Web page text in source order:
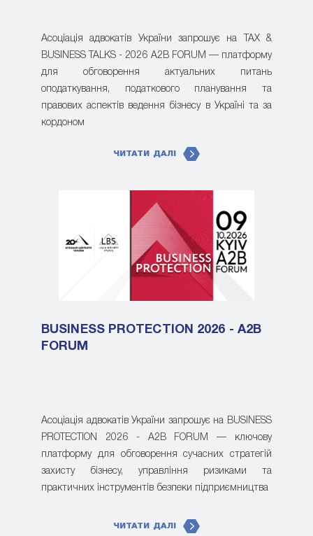
Асоціація адвокатів України запрошує на TAX &
BUSINESS TALKS - 2026 A2B FORUM — платформу
для обговорення актуальних питань
оподаткування, податкового планування та
правових аспектів ведення бізнесу в Україні та за
кордоном
ЧИТАТИ ДАЛІ
BUSINESS PROTECTION 2026 - A2B
FORUM
Асоціація адвокатів України запрошує на BUSINESS
PROTECTION 2026 - A2B FORUM — ключову
платформу для обговорення сучасних стратегій
захисту бізнесу, управління ризиками та
практичних інструментів безпеки підприємництва
ЧИТАТИ ДАЛІ